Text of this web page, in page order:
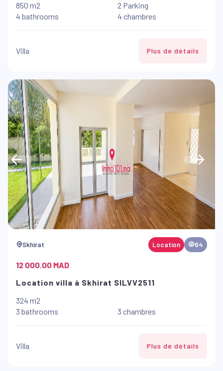
850 m2
2 Parking
4 bathrooms
4 chambres
Villa Plus de détails
Skhirat Location 84
12 000.00 MAD
Location villa à Skhirat SILVV2511
324 m2
3 bathrooms
3 chambres
Villa Plus de détails